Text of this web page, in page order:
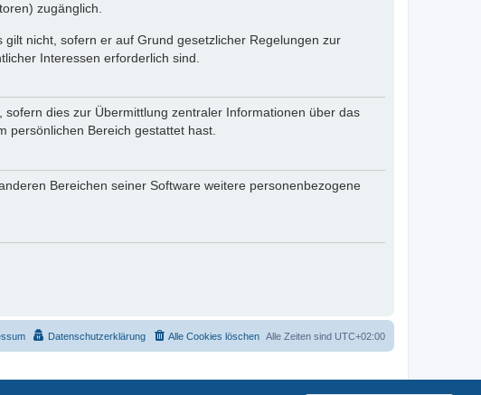
zugänglich.
nicht, sofern er auf Grund gesetzlicher Regelungen zur
Interessen erforderlich sind.
dies zur Übermittlung zentraler Informationen über das
persönlichen Bereich gestattet hast.
Bereichen seiner Software weitere personenbezogene
Alle Zeiten sind UTC+02:00
Alle Cookies löschen
Datenschutzerklärung